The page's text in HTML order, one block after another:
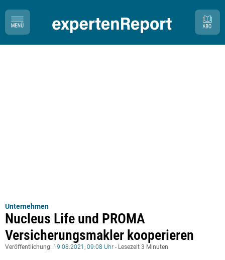
Unternehmen
Nucleus Life und PROMA
Versicherungsmakler kooperieren
Veröffentlichung: 19.08.2021, 09:08 Uhr - Lesezeit 3 Minuten